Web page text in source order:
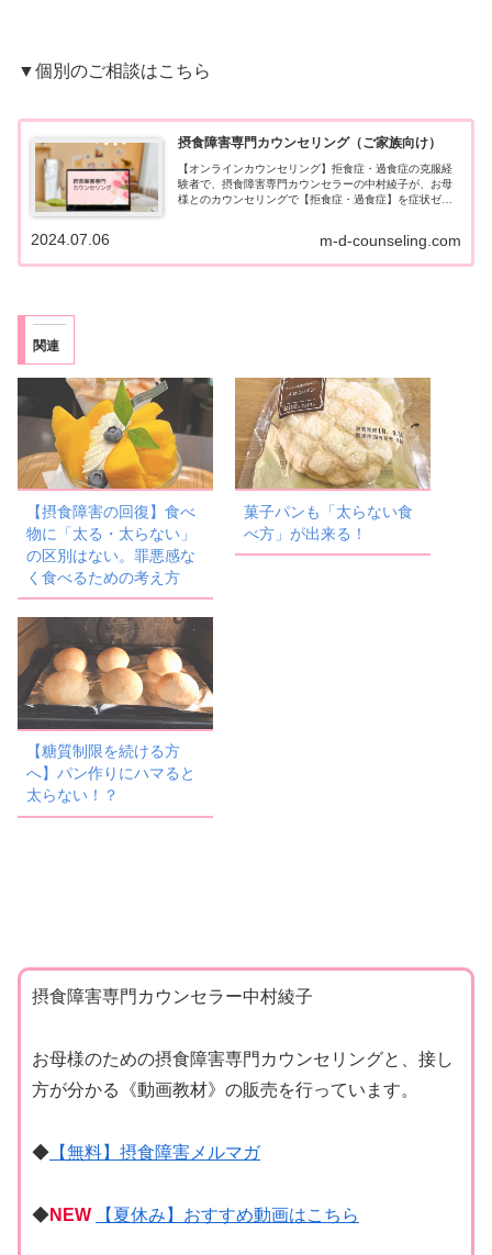
▼個別のご相談はこちら
摂食障害専門カウンセリング（ご家族向け）
【オンラインカウンセリング】拒食症・過食症の克服経
験者で、摂食障害専門カウンセラーの中村綾子が、お母
様とのカウンセリングで【拒食症・過食症】を症状ゼロ
m-d-counseling.com
2024.07.06
関連
【摂食障害の回復】食べ
物に「太る・太らない」
の区別はない。罪悪感な
く食べるための考え方
菓子パンも「太らない食
べ方」が出来る！
【糖質制限を続ける方
へ】パン作りにハマると
太らない！？
摂食障害専門カウンセラー中村綾子
お母様のための摂食障害専門カウンセリングと、接し
方が分かる《動画教材》の販売を行っています。
◆ 【無料】摂食障害メルマガ
◆NEW 【夏休み】おすすめ動画はこちら